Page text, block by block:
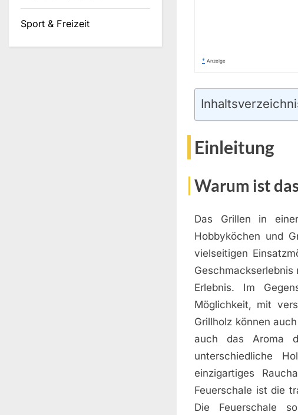
* Anzeige
Einleitung
Warum ist
Das Grillen in
Hobbyköchen und
vielseitigen
Geschmackserlebnis
Erlebnis. Im
Möglichkeit, mit
Grillholz können
auch das Aroma
unterschiedliche
einzigartiges
Feuerschale ist die
Die Feuerschale
Sport & Freizeit